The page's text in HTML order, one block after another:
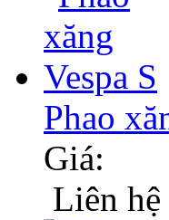
Phao
Giá:
Liên hệ